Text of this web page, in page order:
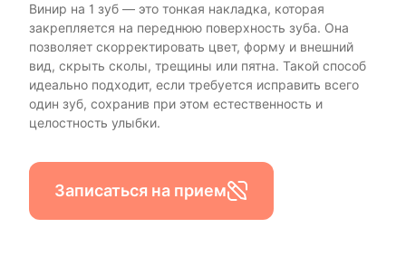
Винир на 1 зуб — это тонкая накладка, которая
закрепляется на переднюю поверхность зуба. Она
позволяет скорректировать цвет, форму и внешний
вид, скрыть сколы, трещины или пятна. Такой способ
идеально подходит, если требуется исправить всего
один зуб, сохранив при этом естественность и
целостность улыбки.
Записаться на прием